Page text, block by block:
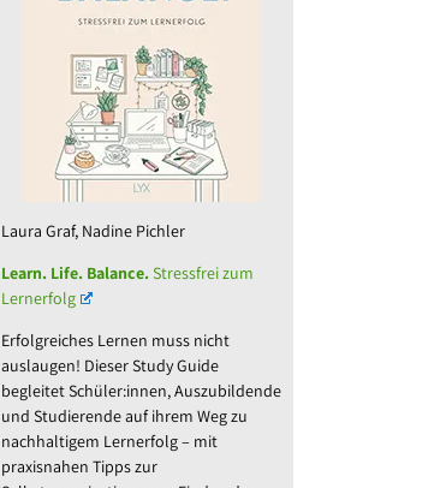
Laura Graf, Nadine Pichler
Learn. Life. Balance.Stressfrei zum
Lernerfolg
Erfolgreiches Lernen muss nicht
auslaugen! Dieser Study Guide
begleitet Schüler:innen, Auszubildende
und Studierende auf ihrem Weg zu
nachhaltigem Lernerfolg – mit
praxisnahen Tipps zur